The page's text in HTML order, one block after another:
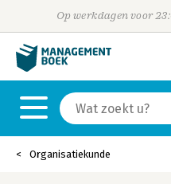
Op werkdagen voor
Organisatiekunde